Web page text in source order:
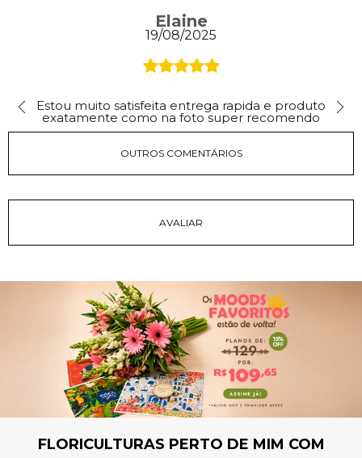
Elaine
19/08/2025
Estou muito satisfeita entrega rapida e produto
exatamente como na foto super recomendo
OUTROS COMENTÁRIOS
FLORICULTURAS PERTO DE MIM COM